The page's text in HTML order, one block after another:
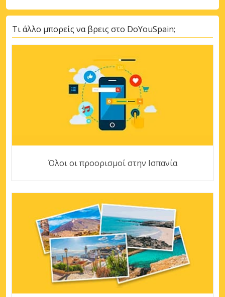
Τι άλλο μπορείς να βρεις στο DoYouSpain;
Όλοι οι προορισμοί στην Ισπανία